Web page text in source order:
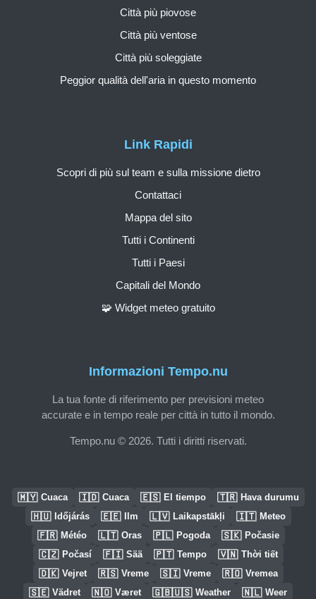
Informazioni Tempo.nu
La tua fonte di riferimento per previsioni meteo
accurate e in tempo reale per città in tutto il mondo.
Tempo.nu © 2026. Tutti i diritti riservati.
Link Rapidi
Scopri di più sul team e sulla missione dietro
Contattaci
Mappa del sito
Tutti i Continenti
Tutti i Paesi
Capitali del Mondo
🧩 Widget meteo gratuito
Città più piovose
Città più ventose
Città più soleggiate
Peggior qualità dell'aria in questo momento
🇲🇾 Cuaca 🇮🇩 Cuaca 🇪🇸 El tiempo 🇹🇷 Hava durumu
🇭🇺 Időjárás 🇪🇪 Ilm 🇱🇻 Laikapstākļi 🇮🇹 Meteo
🇫🇷 Météo 🇱🇹 Oras 🇵🇱 Pogoda 🇸🇰 Počasie
🇨🇿 Počasí 🇫🇮 Sää 🇵🇹 Tempo 🇻🇳 Thời tiết
🇩🇰 Vejret 🇷🇸 Vreme 🇸🇮 Vreme 🇷🇴 Vremea
🇸🇪 Vädret 🇳🇴 Været 🇬🇧🇺🇸 Weather 🇳🇱 Weer